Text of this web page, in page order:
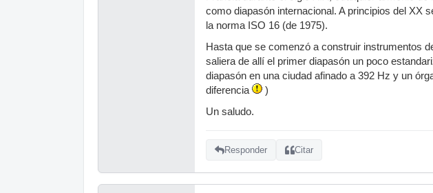
como diapasón internacional. A principios del XX
la norma ISO 16 (de 1975).
Hasta que se comenzó a construir instrumentos
saliera de allí el primer diapasón un poco
diapasón en una ciudad afinado a 392 Hz y un
diferencia
)
Un saludo.
Responder Citar